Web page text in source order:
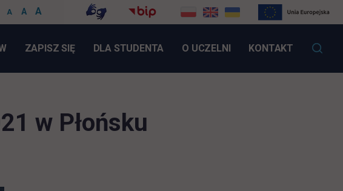
A A
A
ZAPISZ SIĘLINK OTWIERA SIĘ W NOWEJ KARCIE
DLA STUDENTA O UCZELNI KONTAKT
w Płońsku